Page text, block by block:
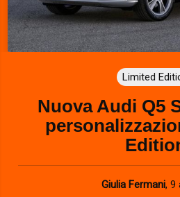
Limited
Nuova Audi Q5
Giulia Fermani, 9